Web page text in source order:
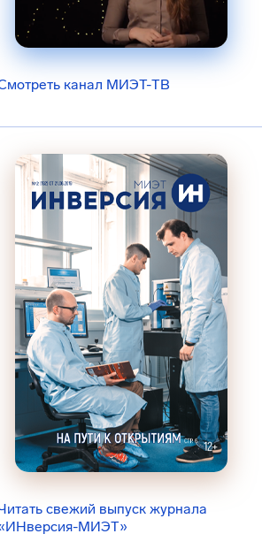
канал МИЭТ-ТВ
свежий выпуск журнала
МИЭТ»